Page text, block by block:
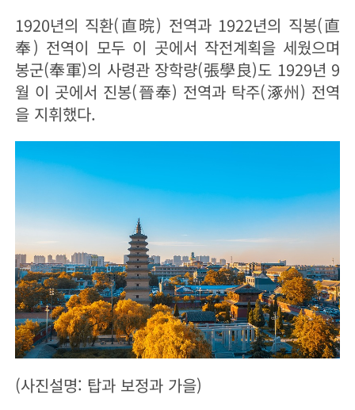
1920년의 직환(直晥) 전역과 1922년의 직봉(直
奉) 전역이 모두 이 곳에서 작전계획을 세웠으며
봉군(奉軍)의 사령관 장학량(張學良)도 1929년 9
월 이 곳에서 진봉(晉奉) 전역과 탁주(涿州) 전역
을 지휘했다.
(사진설명: 탑과 보정과 가을)